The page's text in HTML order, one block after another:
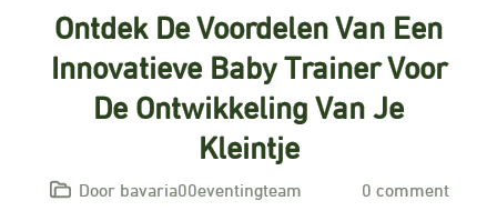
Ontdek De Voordelen Van Een
Innovatieve Baby Trainer Voor
De Ontwikkeling Van Je
Kleintje
Door bavaria00eventingteam
0 comment